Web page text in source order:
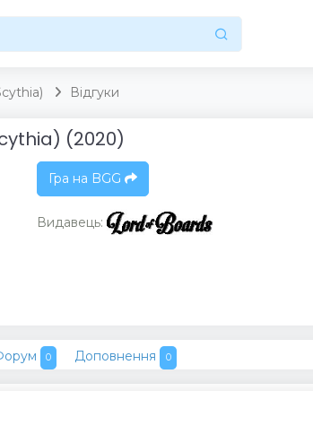
Відгуки
(2020)
Гра на BGG
Видавець:
0 Доповнення 0